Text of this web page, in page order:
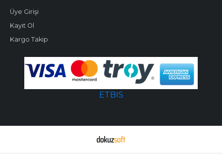
Üye Girişi
Kayıt Ol
Kargo Takip
ETBIS